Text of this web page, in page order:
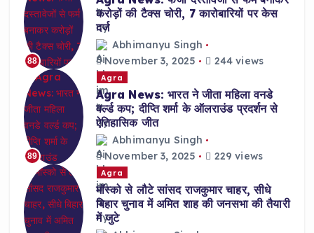
88
करोड़ों की टैक्स चोरी, 7 कारोबारियों पर केस
दर्ज
Abhimanyu Singh
November 3, 2025
244 views
89
Agra
Agra News: भारत ने जीता महिला वनडे
वर्ल्ड कप; दीप्ति शर्मा के ऑलराउंड प्रदर्शन से
ऐतिहासिक जीत
Abhimanyu Singh
November 3, 2025
229 views
Agra
मॉस्को से लौटे सांसद राजकुमार चाहर, सीधे
बिहार चुनाव में अमित शाह की जनसभा की तैयारी
में जुटे